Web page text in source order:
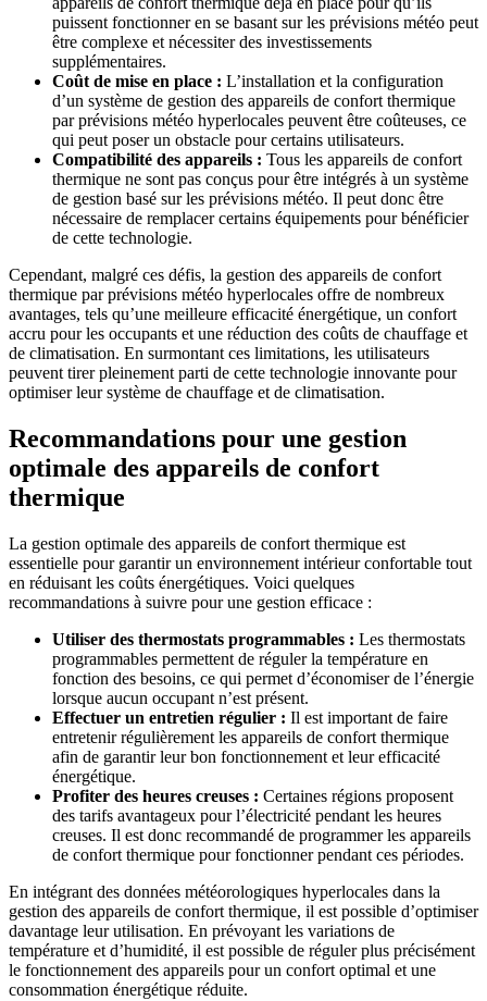
puissent fonctionner en se basant sur les prévisions météo peut
être complexe et nécessiter des investissements
supplémentaires.
Coût de mise en place : L’installation et la configuration
d’un système de gestion des appareils de confort thermique
par prévisions météo hyperlocales peuvent être coûteuses, ce
qui peut poser un obstacle pour certains utilisateurs.
Compatibilité des appareils : Tous les appareils de confort
thermique ne sont pas conçus pour être intégrés à un système
de gestion basé sur les prévisions météo. Il peut donc être
nécessaire de remplacer certains équipements pour bénéficier
de cette technologie.
Cependant, malgré ces défis, la gestion des appareils de confort
thermique par prévisions météo hyperlocales offre de nombreux
avantages, tels qu’une meilleure efficacité énergétique, un confort
accru pour les occupants et une réduction des coûts de chauffage et
de climatisation. En surmontant ces limitations, les utilisateurs
peuvent tirer pleinement parti de cette technologie innovante pour
optimiser leur système de chauffage et de climatisation.
Recommandations pour une gestion
optimale des appareils de confort
thermique
La gestion optimale des appareils de confort thermique est
essentielle pour garantir un environnement intérieur confortable tout
en réduisant les coûts énergétiques. Voici quelques
recommandations à suivre pour une gestion efficace :
Utiliser des thermostats programmables : Les thermostats
programmables permettent de réguler la température en
fonction des besoins, ce qui permet d’économiser de l’énergie
lorsque aucun occupant n’est présent.
Effectuer un entretien régulier : Il est important de faire
entretenir régulièrement les appareils de confort thermique
afin de garantir leur bon fonctionnement et leur efficacité
énergétique.
Profiter des heures creuses : Certaines régions proposent
des tarifs avantageux pour l’électricité pendant les heures
creuses. Il est donc recommandé de programmer les appareils
de confort thermique pour fonctionner pendant ces périodes.
En intégrant des données météorologiques hyperlocales dans la
gestion des appareils de confort thermique, il est possible d’optimiser
davantage leur utilisation. En prévoyant les variations de
température et d’humidité, il est possible de réguler plus précisément
le fonctionnement des appareils pour un confort optimal et une
consommation énergétique réduite.